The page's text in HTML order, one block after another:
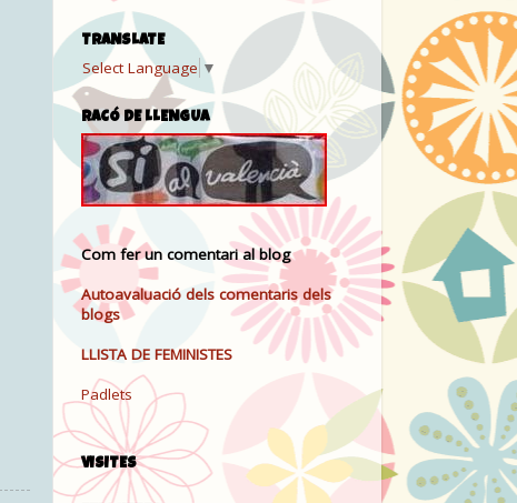
TRANSLATE
Select Language ▼
RACÓ DE LLENGUA
Com fer un comentari al blog
Autoavaluació dels comentaris dels
blogs
LLISTA DE FEMINISTES
Padlets
VISITES